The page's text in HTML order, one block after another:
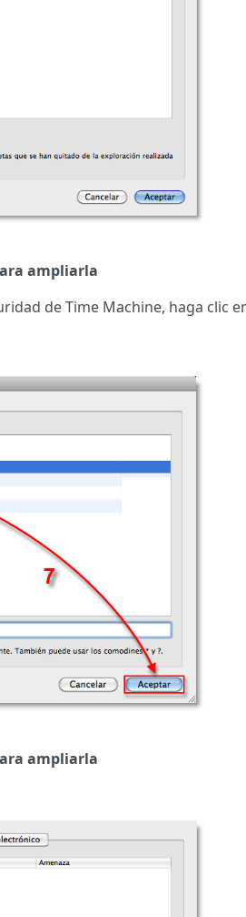
ampliarla
de Time Machine, haga clic
ampliarla